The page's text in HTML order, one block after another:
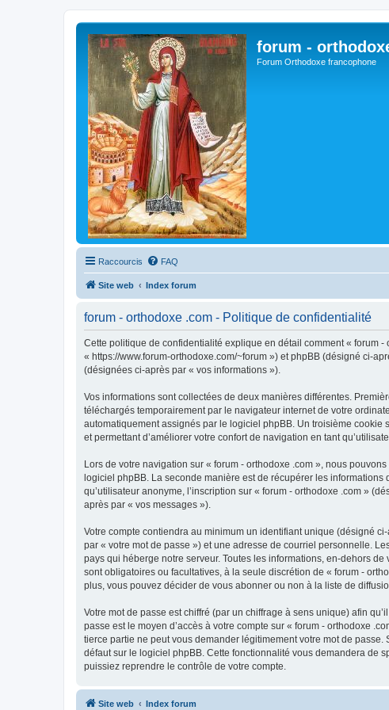
forum -
Forum Orthodoxe francophone
Raccourcis FAQ
Site web Index forum
forum - orthodoxe .com - Politique de confidentialité
Cette politique de confidentialité explique en détail comment « forum
« https://www.forum-orthodoxe.com/~forum ») et phpBB (désigné ci-
(désignées ci-après par « vos informations »).
Vos informations sont collectées de deux manières différentes.
téléchargés temporairement par le navigateur internet de votre
automatiquement assignés par le logiciel phpBB. Un troisième
et permettant d’améliorer votre confort de navigation en tant
Lors de votre navigation sur « forum - orthodoxe .com », nous
logiciel phpBB. La seconde manière est de récupérer les
qu’utilisateur anonyme, l’inscription sur « forum - orthodoxe .com »
après par « vos messages »).
Votre compte contiendra au minimum un identifiant unique (désigné
par « votre mot de passe ») et une adresse de courriel personnelle.
pays qui héberge notre serveur. Toutes les informations, en-dehors
sont obligatoires ou facultatives, à la seule discrétion de « forum -
plus, vous pouvez décider de vous abonner ou non à la liste de
Votre mot de passe est chiffré (par un chiffrage à sens unique) afin
passe est le moyen d’accès à votre compte sur « forum - orthodoxe
tierce partie ne peut vous demander légitimement votre mot de
défaut sur le logiciel phpBB. Cette fonctionnalité vous demandera de
puissiez reprendre le contrôle de votre compte.
Site web Index forum